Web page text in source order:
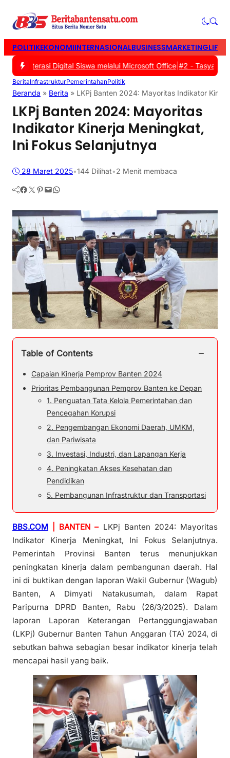
POLITIKEKONOMIINTERNASIONALBUSINESSMARKETING
Literasi Digital Siswa melalui Microsoft Office|#2 -Tasyakuran
BeritaInfrastrukturPemerintahanPolitik
Beranda » Berita » LKPj Banten 2024: Mayoritas Indikator
LKPj Banten 2024: Mayoritas
Indikator Kinerja Meningkat,
Ini Fokus Selanjutnya
28 Maret 2025•144 Dilihat•2 Menit membaca
Facebook Twitter Pinterest Mail WhatsApp
Table of Contents −
Capaian Kinerja Pemprov Banten 2024
Prioritas Pembangunan Pemprov Banten ke Depan
1. Penguatan Tata Kelola Pemerintahan dan
Pencegahan Korupsi
2. Pengembangan Ekonomi Daerah, UMKM,
dan Pariwisata
3. Investasi, Industri, dan Lapangan Kerja
4. Peningkatan Akses Kesehatan dan
Pendidikan
5. Pembangunan Infrastruktur dan Transportasi
BBS.COM | BANTEN –LKPj Banten 2024: Mayoritas
Indikator Kinerja Meningkat, Ini Fokus Selanjutnya.
Pemerintah Provinsi Banten terus menunjukkan
peningkatan kinerja dalam pembangunan daerah. Hal
ini di buktikan dengan laporan Wakil Gubernur (Wagub)
Banten, A Dimyati Natakusumah, dalam Rapat
Paripurna DPRD Banten, Rabu (26/3/2025). Dalam
laporan Laporan Keterangan Pertanggungjawaban
(LKPj) Gubernur Banten Tahun Anggaran (TA) 2024, di
sebutkan bahwa sebagian besar indikator kinerja telah
mencapai hasil yang baik.